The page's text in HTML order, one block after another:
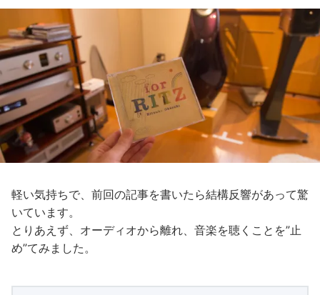
軽い気持ちで、前回の記事を書いたら結構反響があって驚
いています。
とりあえず、オーディオから離れ、音楽を聴くことを”止
め”てみました。